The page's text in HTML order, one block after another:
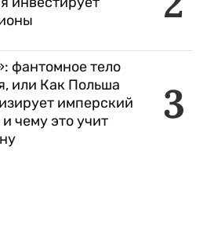
3
фантомное тело
или Как Польша
имперский
чему это учит